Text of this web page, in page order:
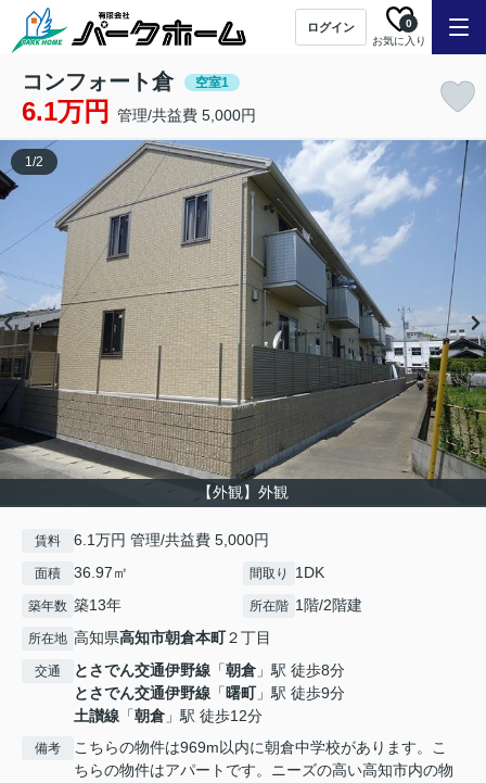
ログイン
お気に入り
0
コンフォート倉 空室1
6.1万円 管理/共益費 5,000円
【外観】外観
1/2
賃料 6.1万円 管理/共益費 5,000円
面積 36.97㎡ 間取り 1DK
築年数 築13年 所在階 1階/2階建
所在地 高知県高知市朝倉本町２丁目
交通 とさでん交通伊野線 「朝倉 」駅 徒歩8分
とさでん交通伊野線 「曙町」駅 徒歩9分
土讃線 「朝倉 」駅 徒歩12分
備考
こちらの物件は969m以内に朝倉中学校があります。こ
ちらの物件はアパートです。ニーズの高い高知市内の物